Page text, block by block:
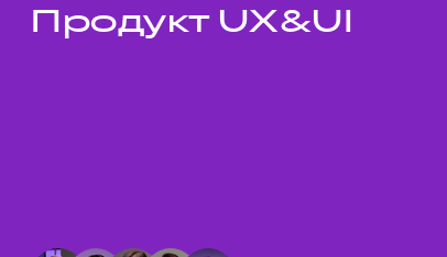
Темы докладов
Продукт UX&UI